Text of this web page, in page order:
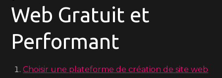
Web Gratuit et
Performant
Choisir une plateforme de création de site web